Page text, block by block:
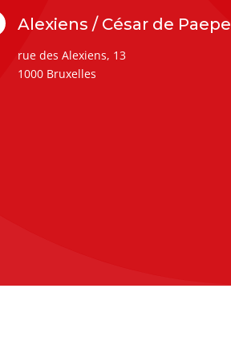
Alexiens / César de Paepe
rue des Alexiens, 13
1000 Bruxelles